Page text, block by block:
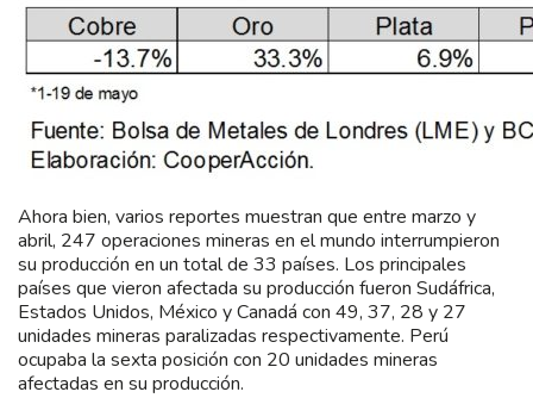
Ahora bien, varios reportes muestran que entre marzo y
abril, 247 operaciones mineras en el mundo interrumpieron
su producción en un total de 33 países. Los principales
países que vieron afectada su producción fueron Sudáfrica,
Estados Unidos, México y Canadá con 49, 37, 28 y 27
unidades mineras paralizadas respectivamente. Perú
ocupaba la sexta posición con 20 unidades mineras
afectadas en su producción.